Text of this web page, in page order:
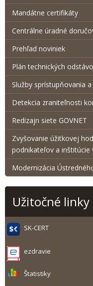
Mandátne certifikáty
Centrálne úradné
Prehľad noviniek
Plán technických
Služby sprístupňovania
Detekcia zraniteľnosti
Redizajn siete GOVNET
Zvyšovanie úžitkovej
podnikateľov a inštitúcie
Modernizácia
Užitočné linky
SK-CERT
ezdravie
Štatistiky